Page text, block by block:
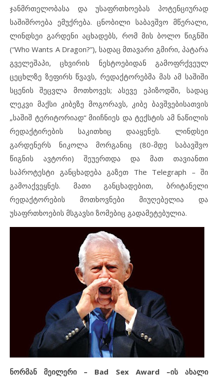
ჯანმრთელობასა და უსაფრთხოებას პოტენციურად
საშიშროება ემუქრება. ცნობილი საბავშვო მწერალი,
ლინდსეი გარდენი აცხადებს, რომ მის ბოლო წიგნში
(“Who Wants A Dragon?”), სადაც მთავარი გმირი, პატარა
გველეშაპი, ცხვირის ნესტოებიდან გამოფრქვეულ
ცეცხლზე ზეფირს წვავს, რედაქტორებმა მას ამ საშიში
სცენის შეცვლა მოთხოვეს; ასევე ეპიზოდში, სადაც
ლეკვი მაქსი კიბეზე მოგორავს, კიბე ბავშვებისათვის
„საშიშ ტერიტორიად“ მიიჩნიეს და ტექსტის ამ ნაწილის
რედაქტირების საკითხიც დააყენეს. ლინდსეი
გარდენერს ნიკოლა მორგანიც (80-მდე საბავშვო
წიგნის ავტორი) შეუერთდა და მათ თავიანთი
საპროტესტი განცხადება გაზეთ The Telegraph – ში
გამოაქვეყნეს. მათი განცხადებით, ბრიტანელი
რედაქტორების მოთხოვნები მიუღებელია და
უსაფრთხოების მსგავსი ზომებიც გადამეტებულია.
ნორმან მეილერი – Bad Sex Award –ის ახალი